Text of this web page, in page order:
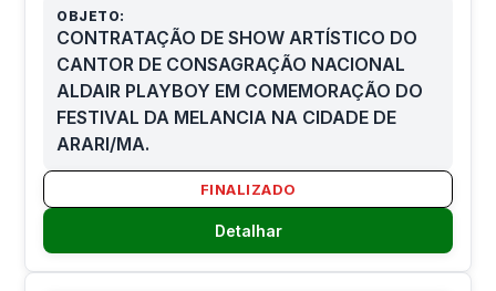
OBJETO:
CONTRATAÇÃO DE SHOW ARTÍSTICO DO
CANTOR DE CONSAGRAÇÃO NACIONAL
ALDAIR PLAYBOY EM COMEMORAÇÃO DO
FESTIVAL DA MELANCIA NA CIDADE DE
ARARI/MA.
FINALIZADO
Detalhar